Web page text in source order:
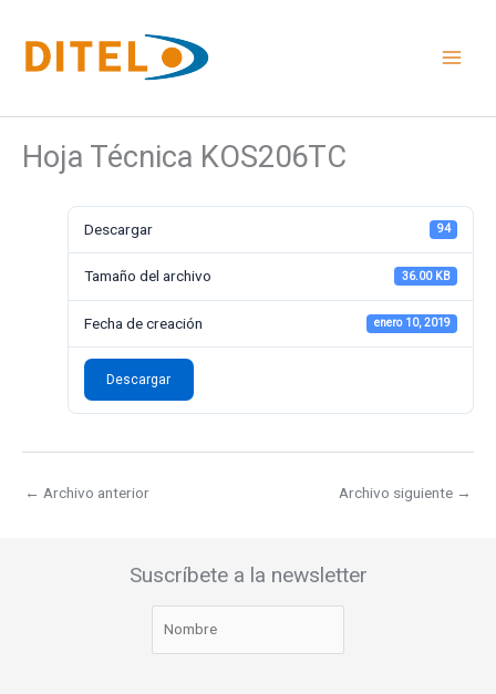
contenido
Hoja Técnica KOS206TC
Descargar 94
Tamaño del archivo 36.00 KB
Fecha de creación enero 10, 2019
Descargar
← Archivo anterior Archivo siguiente →
Suscríbete a la newsletter